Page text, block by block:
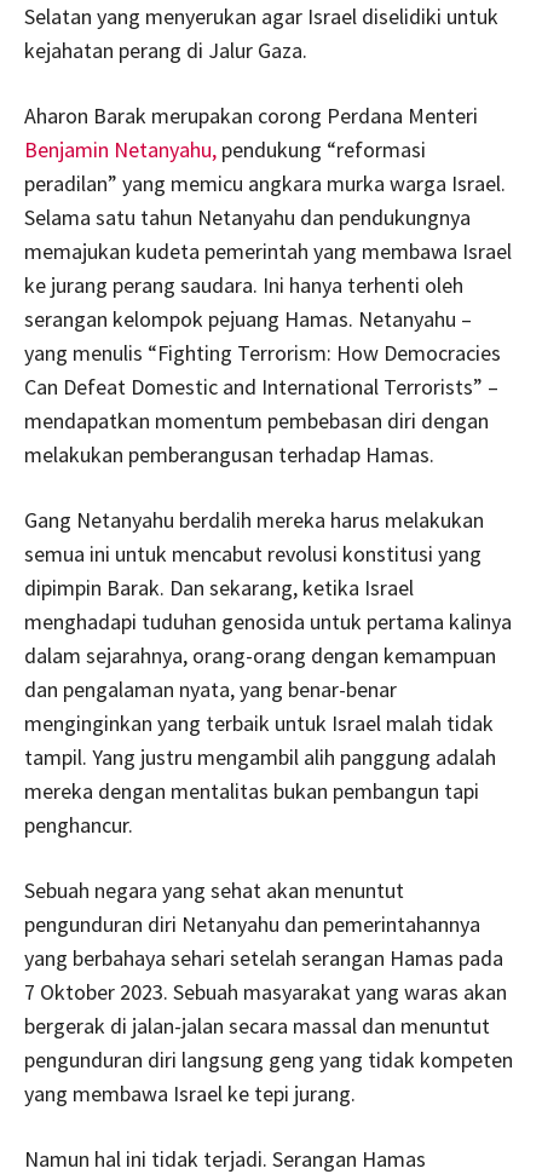
Selatan yang menyerukan agar Israel diselidiki untuk
kejahatan perang di Jalur Gaza.
Aharon Barak merupakan corong Perdana Menteri
Benjamin Netanyahu, pendukung “reformasi
peradilan” yang memicu angkara murka warga Israel.
Selama satu tahun Netanyahu dan pendukungnya
memajukan kudeta pemerintah yang membawa Israel
ke jurang perang saudara. Ini hanya terhenti oleh
serangan kelompok pejuang Hamas. Netanyahu –
yang menulis “Fighting Terrorism: How Democracies
Can Defeat Domestic and International Terrorists” –
mendapatkan momentum pembebasan diri dengan
melakukan pemberangusan terhadap Hamas.
Gang Netanyahu berdalih mereka harus melakukan
semua ini untuk mencabut revolusi konstitusi yang
dipimpin Barak. Dan sekarang, ketika Israel
menghadapi tuduhan genosida untuk pertama kalinya
dalam sejarahnya, orang-orang dengan kemampuan
dan pengalaman nyata, yang benar-benar
menginginkan yang terbaik untuk Israel malah tidak
tampil. Yang justru mengambil alih panggung adalah
mereka dengan mentalitas bukan pembangun tapi
penghancur.
Sebuah negara yang sehat akan menuntut
pengunduran diri Netanyahu dan pemerintahannya
yang berbahaya sehari setelah serangan Hamas pada
7 Oktober 2023. Sebuah masyarakat yang waras akan
bergerak di jalan-jalan secara massal dan menuntut
pengunduran diri langsung geng yang tidak kompeten
yang membawa Israel ke tepi jurang.
Namun hal ini tidak terjadi. Serangan Hamas